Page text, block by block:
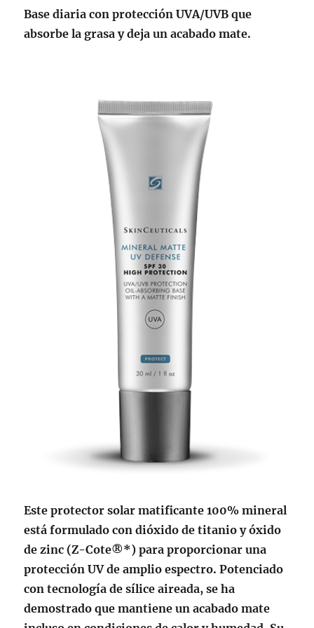
Base diaria con protección UVA/UVB que
absorbe la grasa y deja un acabado mate.
Este protector solar matificante 100% mineral
está formulado con dióxido de titanio y óxido
de zinc (Z-Cote®*) para proporcionar una
protección UV de amplio espectro. Potenciado
con tecnología de sílice aireada, se ha
demostrado que mantiene un acabado mate